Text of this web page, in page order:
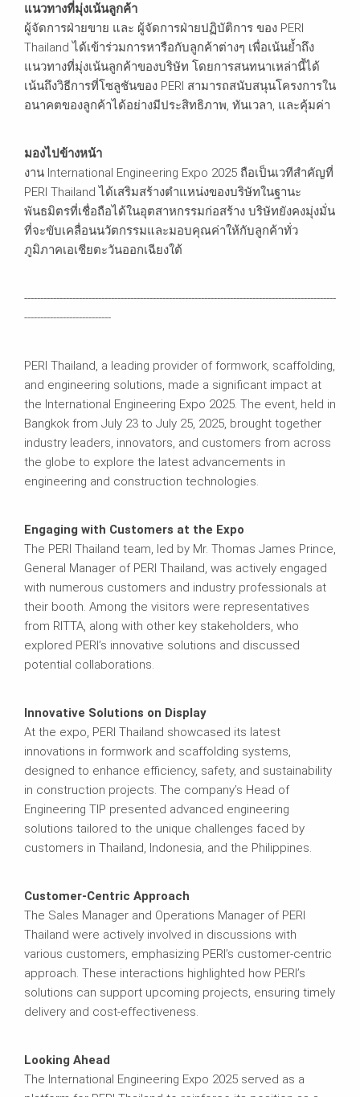
แนวทางที่มุ่งเน้นลูกค้า
ผู้จัดการฝ่ายขาย และ ผู้จัดการฝ่ายปฏิบัติการ ของ PERI
Thailand ได้เข้าร่วมการหารือกับลูกค้าต่างๆ เพื่อเน้นย้ำถึง
แนวทางที่มุ่งเน้นลูกค้าของบริษัท โดยการสนทนาเหล่านี้ได้
เน้นถึงวิธีการที่โซลูชันของ PERI สามารถสนับสนุนโครงการใน
อนาคตของลูกค้าได้อย่างมีประสิทธิภาพ, ทันเวลา, และคุ้มค่า
มองไปข้างหน้า
งาน International Engineering Expo 2025 ถือเป็นเวทีสำคัญที่
PERI Thailand ได้เสริมสร้างตำแหน่งของบริษัทในฐานะ
พันธมิตรที่เชื่อถือได้ในอุตสาหกรรมก่อสร้าง บริษัทยังคงมุ่งมั่น
ที่จะขับเคลื่อนนวัตกรรมและมอบคุณค่าให้กับลูกค้าทั่ว
ภูมิภาคเอเชียตะวันออกเฉียงใต้
-------------------------------------------------------------------------------------------------
---------------------------
PERI Thailand, a leading provider of formwork, scaffolding,
and engineering solutions, made a significant impact at
the International Engineering Expo 2025. The event, held in
Bangkok from July 23 to July 25, 2025, brought together
industry leaders, innovators, and customers from across
the globe to explore the latest advancements in
engineering and construction technologies.
Engaging with Customers at the Expo
The PERI Thailand team, led by Mr. Thomas James Prince,
General Manager of PERI Thailand, was actively engaged
with numerous customers and industry professionals at
their booth. Among the visitors were representatives
from RITTA, along with other key stakeholders, who
explored PERI’s innovative solutions and discussed
potential collaborations.
Innovative Solutions on Display
At the expo, PERI Thailand showcased its latest
innovations in formwork and scaffolding systems,
designed to enhance efficiency, safety, and sustainability
in construction projects. The company’s Head of
Engineering TIP presented advanced engineering
solutions tailored to the unique challenges faced by
customers in Thailand, Indonesia, and the Philippines.
Customer-Centric Approach
The Sales Manager and Operations Manager of PERI
Thailand were actively involved in discussions with
various customers, emphasizing PERI’s customer-centric
approach. These interactions highlighted how PERI’s
solutions can support upcoming projects, ensuring timely
delivery and cost-effectiveness.
Looking Ahead
The International Engineering Expo 2025 served as a